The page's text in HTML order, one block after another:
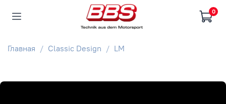
0
Главная Classic Design LM